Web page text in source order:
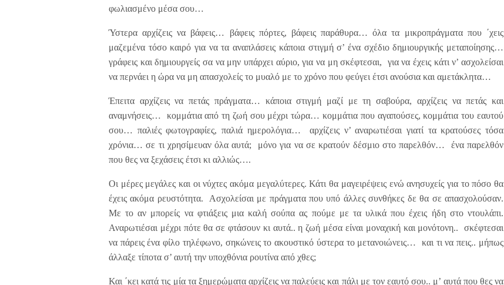
φωλιασμένο μέσα σου…
Ύστερα αρχίζεις να βάφεις… βάφεις πόρτες, βάφεις παράθυρα… όλα τα μικροπράγματα που ΄χεις
μαζεμένα τόσο καιρό για να τα αναπλάσεις κάποια στιγμή σ’ ένα σχέδιο δημιουργικής μεταποίησης…
γράφεις και δημιουργείς σα να μην υπάρχει αύριο, για να μη σκέφτεσαι, για να έχεις κάτι ν’ ασχολείσαι
να περνάει η ώρα να μη απασχολείς το μυαλό με το χρόνο που φεύγει έτσι ανούσια και αμετάκλητα…
Έπειτα αρχίζεις να πετάς πράγματα… κάποια στιγμή μαζί με τη σαβούρα, αρχίζεις να πετάς και
αναμνήσεις… κομμάτια από τη ζωή σου μέχρι τώρα… κομμάτια που αγαπούσες, κομμάτια του εαυτού
σου… παλιές φωτογραφίες, παλιά ημερολόγια… αρχίζεις ν’ αναρωτιέσαι γιατί τα κρατούσες τόσα
χρόνια… σε τι χρησίμευαν όλα αυτά; μόνο για να σε κρατούν δέσμιο στο παρελθόν… ένα παρελθόν
που θες να ξεχάσεις έτσι κι αλλιώς….
Οι μέρες μεγάλες και οι νύχτες ακόμα μεγαλύτερες. Κάτι θα μαγειρέψεις ενώ ανησυχείς για το πόσο θα
έχεις ακόμα ρευστότητα. Ασχολείσαι με πράγματα που υπό άλλες συνθήκες δε θα σε απασχολούσαν.
Με το αν μπορείς να φτιάξεις μια καλή σούπα ας πούμε με τα υλικά που έχεις ήδη στο ντουλάπι.
Αναρωτιέσαι μέχρι πότε θα σε φτάσουν κι αυτά.. η ζωή μέσα είναι μοναχική και μονότονη.. σκέφτεσαι
να πάρεις ένα φίλο τηλέφωνο, σηκώνεις το ακουστικό ύστερα το μετανοιώνεις… και τι να πεις.. μήπως
άλλαξε τίποτα σ’ αυτή την υποχθόνια ρουτίνα από χθες;
Και ΄κει κατά τις μία τα ξημερώματα αρχίζεις να παλεύεις και πάλι με τον εαυτό σου.. μ’ αυτά που θες να